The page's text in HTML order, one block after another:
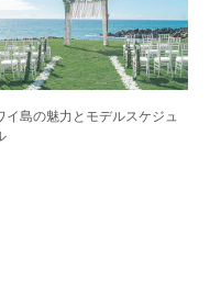
イ島の魅力とモデルスケジュ